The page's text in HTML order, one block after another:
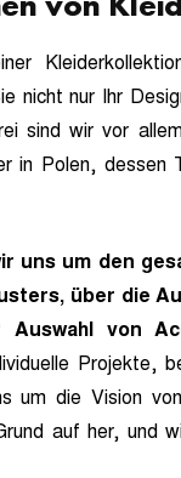
nicht nur Ihr
sind wir vor
in Polen, dessen
uns um den
über die
von
Projekte,
um die Vision
auf her, und